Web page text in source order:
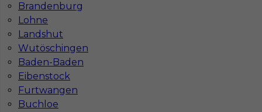
Brandenburg
Lohne
Landshut
Wutöschingen
Baden-Baden
Eibenstock
Furtwangen
Buchloe